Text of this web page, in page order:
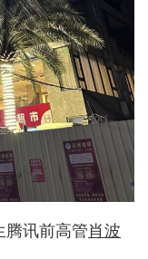
腾讯前高管肖波